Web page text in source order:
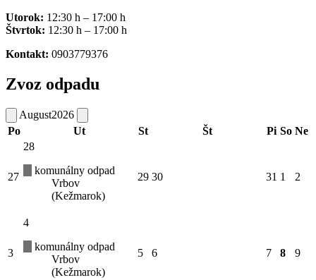
Utorok: 12:30 h – 17:00 h
Štvrtok: 12:30 h – 17:00 h
Kontakt: 0903779376
Zvoz odpadu
August2026
Po
Ut St Št Pi So Ne
27
28
komunálny odpad
Vrbov
(Kežmarok)
29 30 31 1 2
3
4
komunálny odpad
Vrbov
(Kežmarok)
5 6 7 8 9